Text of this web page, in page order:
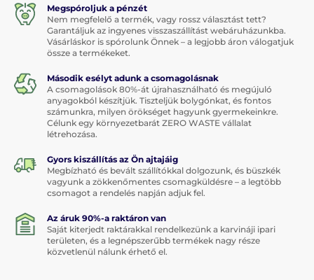
Megspóroljuk a pénzét
Nem megfelelő a termék, vagy rossz választást tett?
Garantáljuk az ingyenes visszaszállítást webáruházunkba.
Vásárláskor is spórolunk Önnek – a legjobb áron válogatjuk
össze a termékeket.
Második esélyt adunk a csomagolásnak
A csomagolások 80%-át újrahasználható és megújuló
anyagokból készítjük. Tiszteljük bolygónkat, és fontos
számunkra, milyen örökséget hagyunk gyermekeinkre.
Célunk egy környezetbarát ZERO WASTE vállalat
létrehozása.
Gyors kiszállítás az Ön ajtajáig
Megbízható és bevált szállítókkal dolgozunk, és büszkék
vagyunk a zökkenőmentes csomagküldésre – a legtöbb
csomagot a rendelés napján adjuk fel.
Az áruk 90%-a raktáron van
Saját kiterjedt raktárakkal rendelkezünk a karvináji ipari
területen, és a legnépszerűbb termékek nagy része
közvetlenül nálunk érhető el.